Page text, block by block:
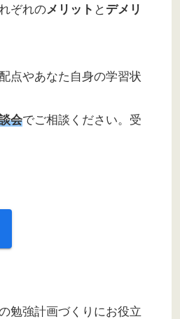
ぞれのメリット と デメリ
点やあなた自身の学習状
会でご相談ください。受
勉強計画づくりにお役立